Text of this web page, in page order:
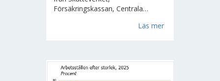
Försäkringskassan, Centrala
pensionsverk, Pliktverket ochLäs mer